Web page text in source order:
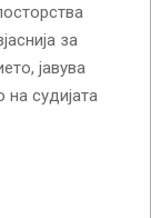
за
јавува
судијата